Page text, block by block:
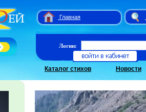
Главная
Логин:
Каталог стихов Новости